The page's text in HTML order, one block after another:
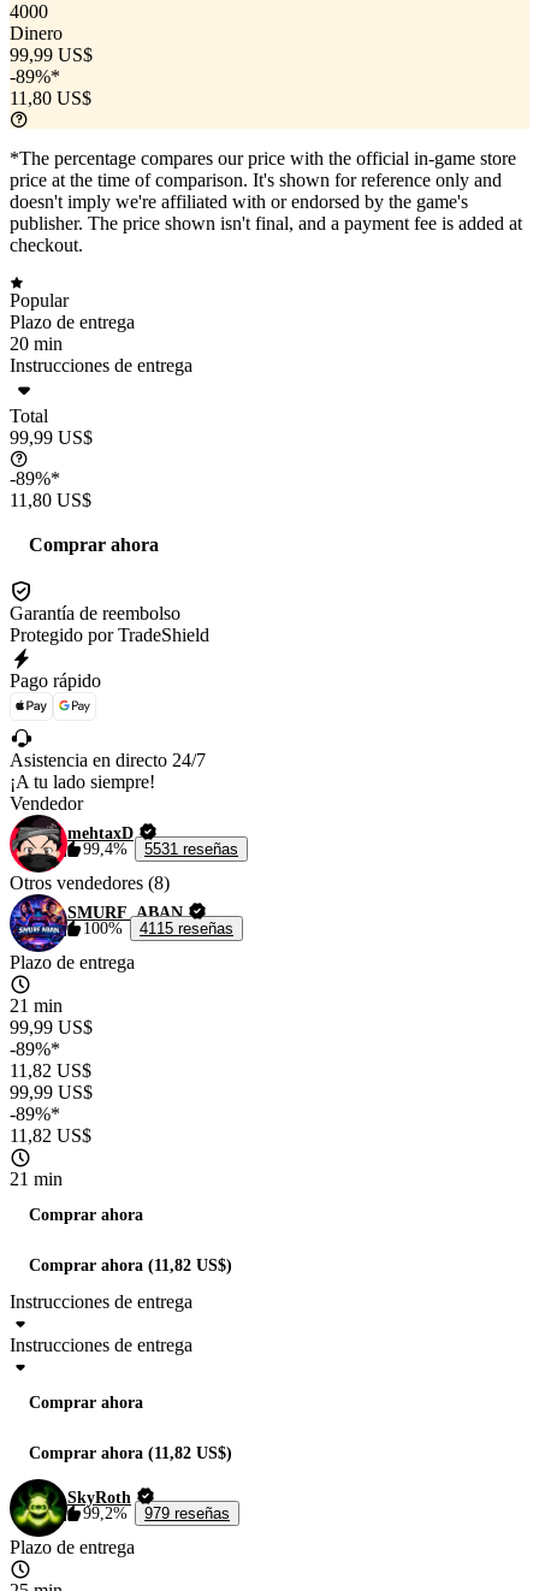
4000
Dinero
99,99 US$
-89%*
11,80 US$
*The percentage compares our price with the official in-game store
price at the time of comparison. It's shown for reference only and
doesn't imply we're affiliated with or endorsed by the game's
publisher. The price shown isn't final, and a payment fee is added at
checkout.
Popular
Plazo de entrega
20 min
Instrucciones de entrega
Total
99,99 US$
-89%*
11,80 US$
Comprar ahora
Garantía de reembolso
Protegido por TradeShield
Pago rápido
Asistencia en directo 24/7
¡A tu lado siempre!
Vendedor
mehtaxD
99,4%
5531 reseñas
Otros vendedores (8)
SMURF_ABAN
100%
4115 reseñas
Plazo de entrega
21 min
99,99 US$
-89%*
11,82 US$
99,99 US$
-89%*
11,82 US$
21 min
Comprar ahora
Comprar ahora (11,82 US$)
Instrucciones de entrega
Instrucciones de entrega
Comprar ahora
Comprar ahora (11,82 US$)
SkyRoth
99,2%
979 reseñas
Plazo de entrega